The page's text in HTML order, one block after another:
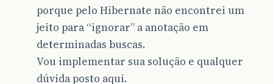
porque pelo Hibernate não encontrei um
jeito para “ignorar” a anotação em
determinadas buscas.
Vou implementar sua solução e qualquer
dúvida posto aqui.